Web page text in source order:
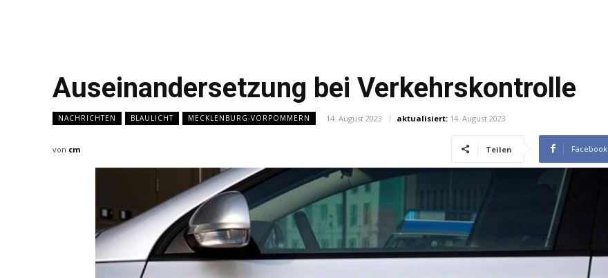
Auseinandersetzung bei Verkehrskontrolle
NACHRICHTEN BLAULICHT MECKLENBURG-VORPOMMERN 14. August 2023 aktualisiert: 14. August 2023
von cm Teilen Facebook